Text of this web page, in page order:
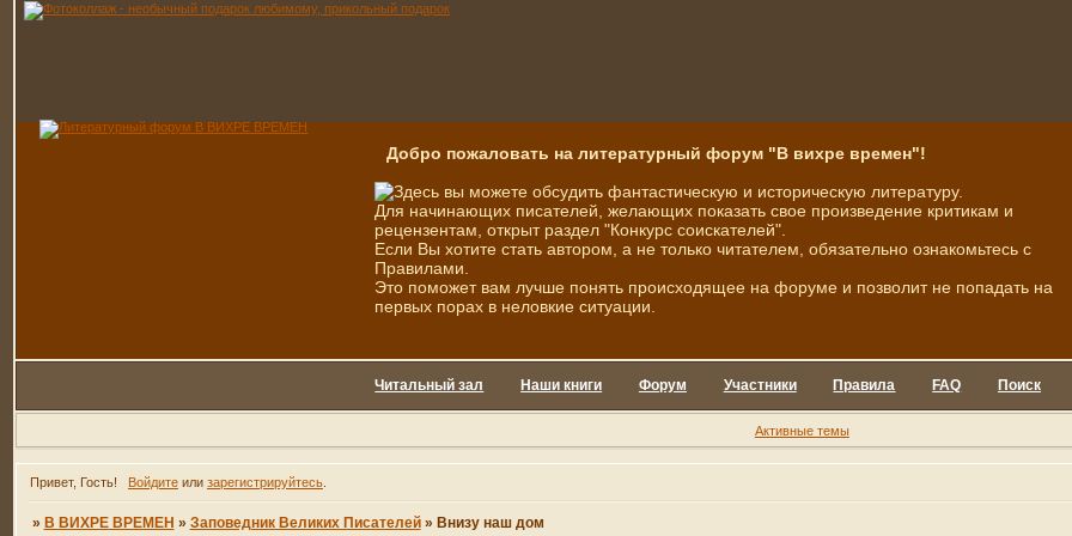
Добро пожаловать на литературный форум "В вихре времен"!
Здесь вы можете обсудить фантастическую и историческую литературу.
Для начинающих писателей, желающих показать свое произведение критикам и
рецензентам, открыт раздел "Конкурс соискателей".
Если Вы хотите стать автором, а не только читателем, обязательно ознакомьтесь с
Правилами.
Это поможет вам лучше понять происходящее на форуме и позволит не попадать на
первых порах в неловкие ситуации.
Читальный зал Наши книги Форум Участники Правила FAQ Поиск
Активные темы
Привет, Гость! Войдитеили зарегистрируйтесь.
» В ВИХРЕ ВРЕМЕН » Заповедник Великих Писателей » Внизу наш дом